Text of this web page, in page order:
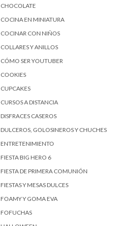
CHOCOLATE
COCINA EN MINIATURA
COCINAR CON NIÑOS
COLLARES Y ANILLOS
CÓMO SER YOUTUBER
COOKIES
CUPCAKES
CURSOS A DISTANCIA
DISFRACES CASEROS
DULCEROS, GOLOSINEROS Y CHUCHES
ENTRETENIMIENTO
FIESTA BIG HERO 6
FIESTA DE PRIMERA COMUNIÓN
FIESTAS Y MESAS DULCES
FOAMY Y GOMA EVA
FOFUCHAS